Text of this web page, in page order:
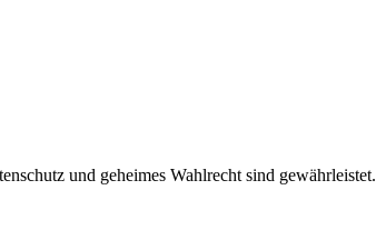
und geheimes Wahlrecht sind gewährleistet.